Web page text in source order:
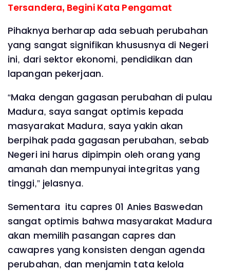
Tersandera, Begini Kata Pengamat
Pihaknya berharap ada sebuah perubahan
yang sangat signifikan khususnya di Negeri
ini, dari sektor ekonomi, pendidikan dan
lapangan pekerjaan.
“Maka dengan gagasan perubahan di pulau
Madura, saya sangat optimis kepada
masyarakat Madura, saya yakin akan
berpihak pada gagasan perubahan, sebab
Negeri ini harus dipimpin oleh orang yang
amanah dan mempunyai integritas yang
tinggi,” jelasnya.
Sementara itu capres 01 Anies Baswedan
sangat optimis bahwa masyarakat Madura
akan memilih pasangan capres dan
cawapres yang konsisten dengan agenda
perubahan, dan menjamin tata kelola